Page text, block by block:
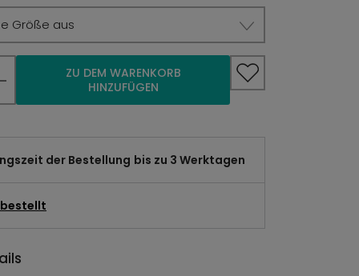
Größe aus
ZU DEM WARENKORB
HINZUFÜGEN
der Bestellung bis zu 3 Werktagen